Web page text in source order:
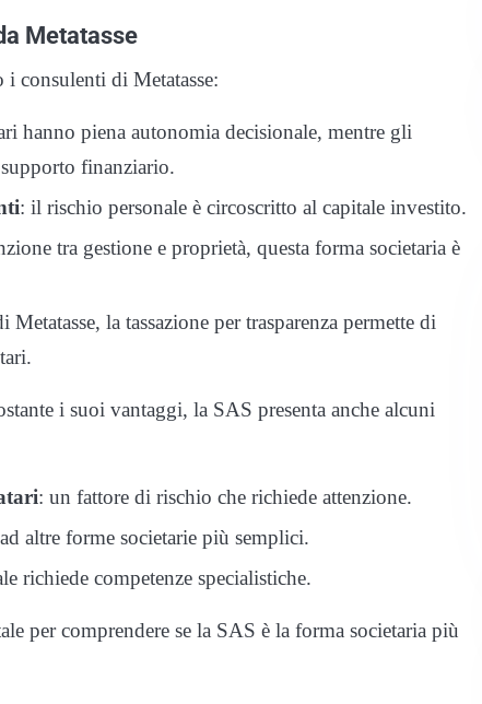
Metatasse
consulenti di Metatasse:
hanno piena autonomia decisionale, mentre gli
finanziario.
: il rischio personale è circoscritto al capitale investito.
tra gestione e proprietà, questa forma societaria è
la tassazione per trasparenza permette di
i suoi vantaggi, la SAS presenta anche alcuni
: un fattore di rischio che richiede attenzione.
altre forme societarie più semplici.
richiede competenze specialistiche.
per comprendere se la SAS è la forma societaria più